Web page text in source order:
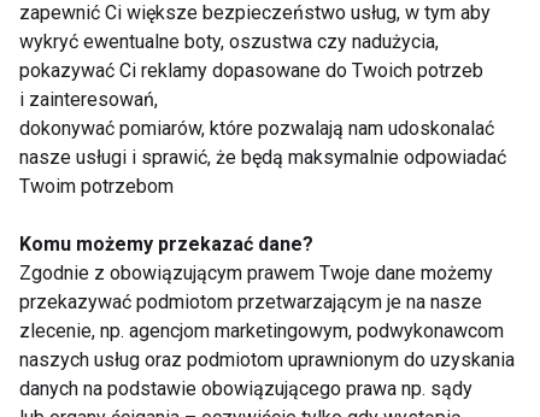
REHABILITACJA KRĘGOSŁUPA ZDROWIE
Kręgosłup
Siedzący tryb życia a
Najlepsze ćwiczenia
zapewnić Ci większe bezpieczeństwo usług, w tym aby
wykryć ewentualne boty, oszustwa czy nadużycia,
pokazywać Ci reklamy dopasowane do Twoich potrzeb
i zainteresowań,
dokonywać pomiarów, które pozwalają nam udoskonalać
nasze usługi i sprawić, że będą maksymalnie odpowiadać
Twoim potrzebom
Komu możemy przekazać dane?
Zgodnie z obowiązującym prawem Twoje dane możemy
przekazywać podmiotom przetwarzającym je na nasze
zlecenie, np. agencjom marketingowym, podwykonawcom
naszych usług oraz podmiotom uprawnionym do uzyskania
danych na podstawie obowiązującego prawa np. sądy